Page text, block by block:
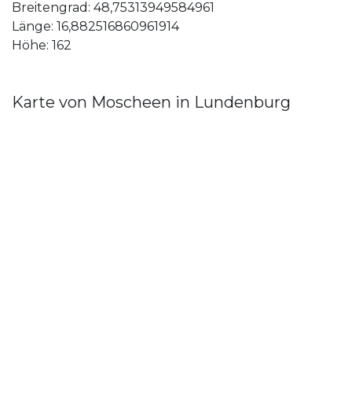
Breitengrad: 48,75313949584961
Länge: 16,882516860961914
Höhe: 162
Karte von Moscheen in Lundenburg